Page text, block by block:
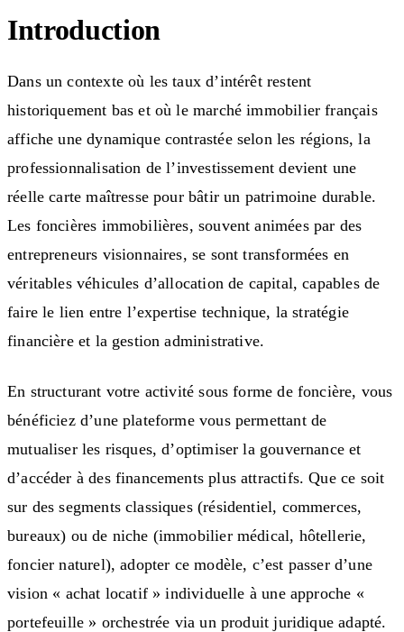
Introduction
Dans un contexte où les taux d’intérêt restent
historiquement bas et où le marché immobilier français
affiche une dynamique contrastée selon les régions, la
professionnalisation de l’investissement devient une
réelle carte maîtresse pour bâtir un patrimoine durable.
Les foncières immobilières, souvent animées par des
entrepreneurs visionnaires, se sont transformées en
véritables véhicules d’allocation de capital, capables de
faire le lien entre l’expertise technique, la stratégie
financière et la gestion administrative.
En structurant votre activité sous forme de foncière, vous
bénéficiez d’une plateforme vous permettant de
mutualiser les risques, d’optimiser la gouvernance et
d’accéder à des financements plus attractifs. Que ce soit
sur des segments classiques (résidentiel, commerces,
bureaux) ou de niche (immobilier médical, hôtellerie,
foncier naturel), adopter ce modèle, c’est passer d’une
vision « achat locatif » individuelle à une approche «
portefeuille » orchestrée via un produit juridique adapté.